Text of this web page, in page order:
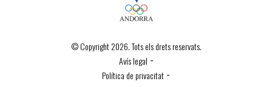
© Copyright 2026. Tots els drets reservats.
Avís legal -
Política de privacitat -